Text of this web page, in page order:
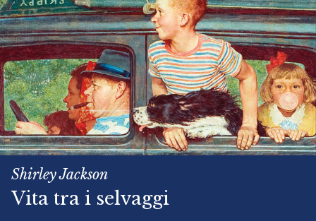
Shirley Jackson
Vita tra i selvaggi